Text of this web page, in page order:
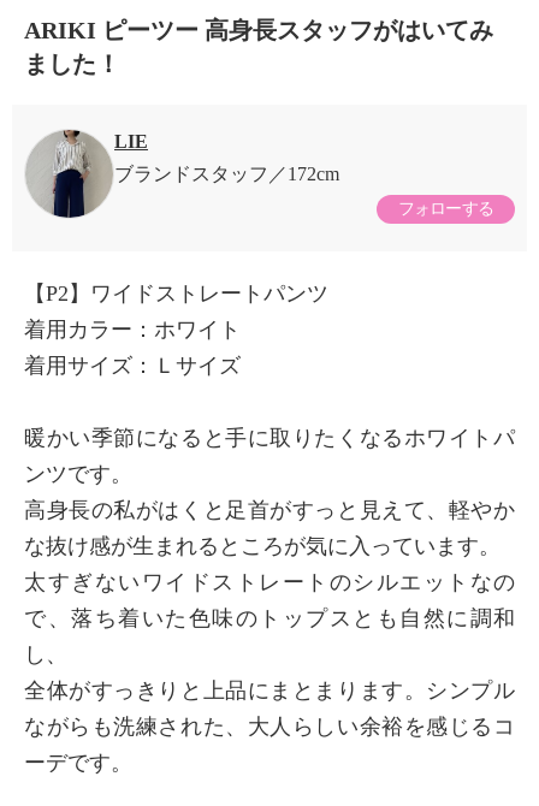
ARIKI ピーツー 高身長スタッフがはいてみ
ました！
LIE
ブランドスタッフ
172cm
フォローする
【P2】ワイドストレートパンツ
着用カラー：ホワイト
着用サイズ：Ｌサイズ
暖かい季節になると手に取りたくなるホワイトパ
ンツです。
高身長の私がはくと足首がすっと見えて、軽やか
な抜け感が生まれるところが気に入っています。
太すぎないワイドストレートのシルエットなの
で、落ち着いた色味のトップスとも自然に調和
し、
全体がすっきりと上品にまとまります。シンプル
ながらも洗練された、大人らしい余裕を感じるコ
ーデです。